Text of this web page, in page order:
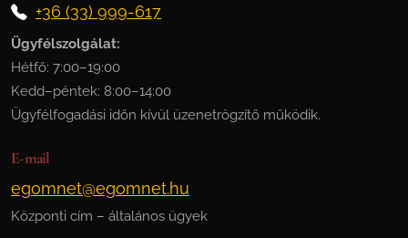
+36 (33) 999-617
Ügyfélszolgálat:
Hétfő: 7:00–19:00
Kedd–péntek: 8:00–14:00
Ügyfélfogadási időn kívül üzenetrögzítő működik.
E-mail
egomnet@egomnet.hu
Központi cím – általános ügyek